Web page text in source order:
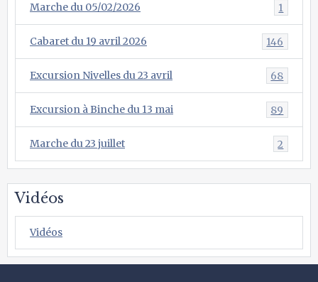
Marche du 05/02/2026 1
Cabaret du 19 avril 2026 146
Excursion Nivelles du 23 avril 68
Excursion à Binche du 13 mai 89
Marche du 23 juillet 2
Vidéos
Vidéos